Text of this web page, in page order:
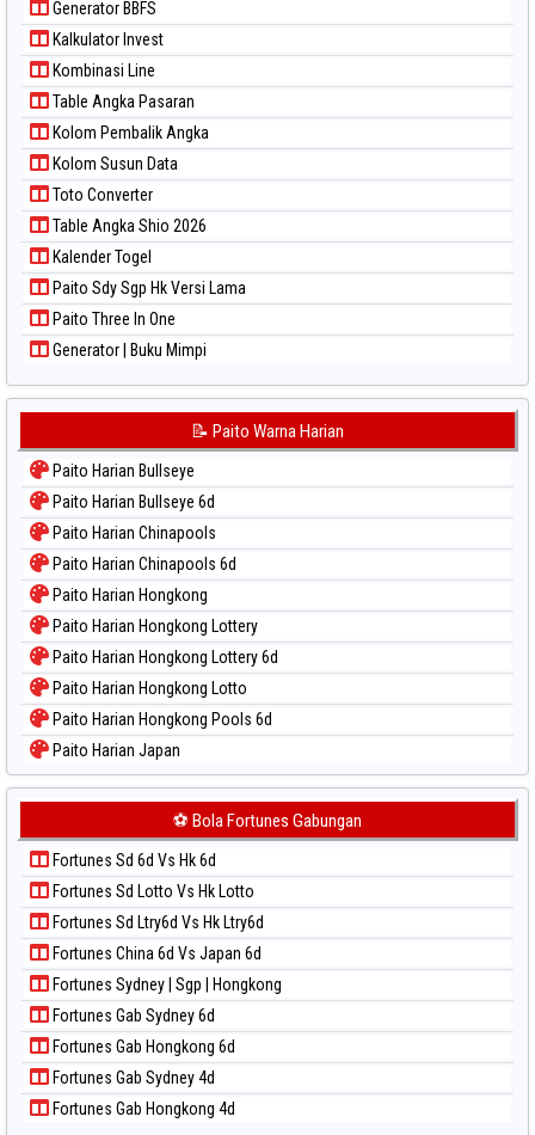
Paito Warna Sydney Lottery
Paito Warna Sydney Lottery 6d
Paito Warna Sydney Lotto
Paito Warna Sydney Pools 6d
Paito Warna Taipei
Paito Warna Taiwan
Generator BBFS
Kalkulator Invest
Kombinasi Line
Table Angka Pasaran
Kolom Pembalik Angka
Kolom Susun Data
Toto Converter
Table Angka Shio 2026
Kalender Togel
Paito Sdy Sgp Hk Versi Lama
Paito Three In One
Generator | Buku Mimpi
📝 Paito Warna Harian
Paito Harian Bullseye
Paito Harian Bullseye 6d
Paito Harian Chinapools
Paito Harian Chinapools 6d
Paito Harian Hongkong
Paito Harian Hongkong Lottery
Paito Harian Hongkong Lottery 6d
Paito Harian Hongkong Lotto
Paito Harian Hongkong Pools 6d
Paito Harian Japan
Paito Harian Japan 6d
Paito Harian Korea
Paito Harian Kuda Lari
Paito Harian Magnum Cambodia
Paito Harian Nagoya
Paito Harian New York Midday
Paito Harian North Carolina Day
Paito Harian Pcso
Paito Harian Pennsylvania Day
Paito Harian Sao Paulo
Paito Harian Singapore
Paito Harian Sydney
⚽ Bola Fortunes Gabungan
Fortunes Sd 6d Vs Hk 6d
Fortunes Sd Lotto Vs Hk Lotto
Fortunes Sd Ltry6d Vs Hk Ltry6d
Fortunes China 6d Vs Japan 6d
Fortunes Sydney | Sgp | Hongkong
Fortunes Gab Sydney 6d
Fortunes Gab Hongkong 6d
Fortunes Gab Sydney 4d
Fortunes Gab Hongkong 4d